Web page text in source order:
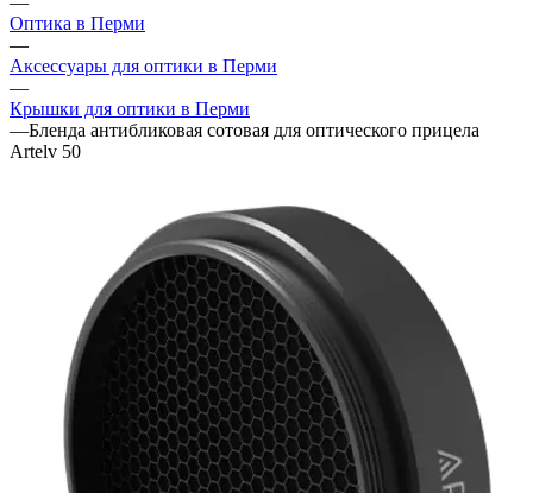
Оптика в Перми
—
Аксессуары для оптики в Перми
—
Крышки для оптики в Перми
—Бленда антибликовая сотовая для оптического прицела
Artelv 50